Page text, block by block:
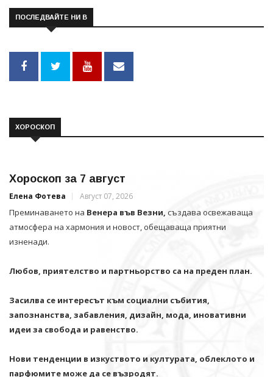
ПОСЛЕДВАЙТЕ НИ В
ХОРОСКОП
Хороскоп за 7 август
Елена Фотева Август 07, 2026
Преминаването на Венера във Везни, създава освежаваща
атмосфера на хармония и новост, обещаваща приятни
изненади.
Любов, приятелство и партньорство са на преден план.
Засилва се интересът към социални събития,
запознанства, забавления, дизайн, мода, иновативни
идеи за свобода и равенство.
Нови тенденции в изкуството и културата, облеклото и
парфюмите може да се възродят.